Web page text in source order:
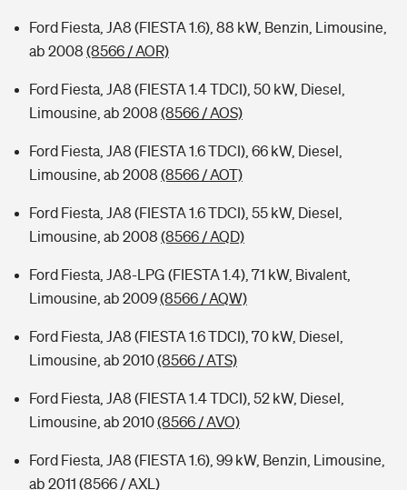
Ford Fiesta, JA8 (FIESTA 1.6), 88 kW, Benzin, Limousine,
ab 2008 (8566 / AOR)
Ford Fiesta, JA8 (FIESTA 1.4 TDCI), 50 kW, Diesel,
Limousine, ab 2008 (8566 / AOS)
Ford Fiesta, JA8 (FIESTA 1.6 TDCI), 66 kW, Diesel,
Limousine, ab 2008 (8566 / AOT)
Ford Fiesta, JA8 (FIESTA 1.6 TDCI), 55 kW, Diesel,
Limousine, ab 2008 (8566 / AQD)
Ford Fiesta, JA8-LPG (FIESTA 1.4), 71 kW, Bivalent,
Limousine, ab 2009(8566 / AQW)
Ford Fiesta, JA8 (FIESTA 1.6 TDCI), 70 kW, Diesel,
Limousine, ab 2010(8566 / ATS)
Ford Fiesta, JA8 (FIESTA 1.4 TDCI), 52 kW, Diesel,
Limousine, ab 2010(8566 / AVO)
Ford Fiesta, JA8 (FIESTA 1.6), 99 kW, Benzin, Limousine,
ab 2011 (8566 / AXL)